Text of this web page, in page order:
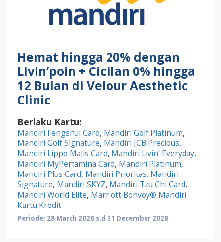
Hemat hingga 20% dengan
Livin’poin + Cicilan 0% hingga
12 Bulan di Velour Aesthetic
Clinic
Berlaku Kartu:
Mandiri Fengshui Card, Mandiri Golf Platinum,
Mandiri Golf Signature, Mandiri JCB Precious,
Mandiri Lippo Malls Card, Mandiri Livin’ Everyday,
Mandiri MyPertamina Card, Mandiri Platinum,
Mandiri Plus Card, Mandiri Prioritas, Mandiri
Signature, Mandiri SKYZ, Mandiri Tzu Chi Card,
Mandiri World Elite, Marriott Bonvoy® Mandiri
Kartu Kredit
Periode: 28 March 2026 s.d 31 December 2028